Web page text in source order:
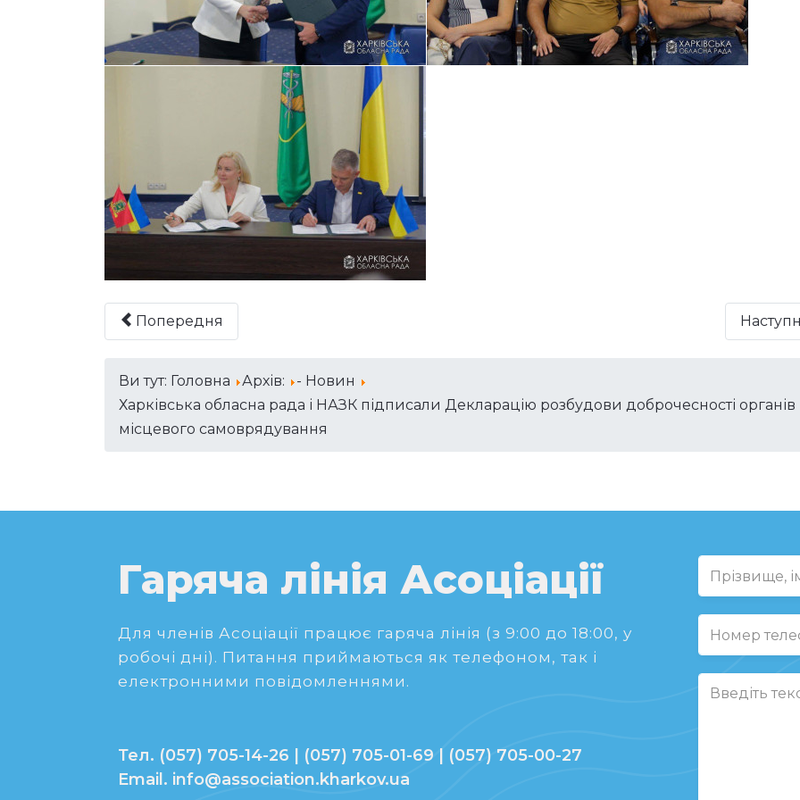
Попередня
Ви тут: Головна Архів:
- Новин
Харківська обласна рада і НАЗК підписали Декларацію розбудови доброчесності органів
місцевого самоврядування
Гаряча лінія Асоціації
Для членів Асоціації працює гаряча лінія (з 9:00 до 18:00, у
робочі дні). Питання приймаються як телефоном, так і
електронними повідомленнями.
Тел. (057) 705-14-26 | (057) 705-01-69 | (057) 705-00-27
Email. info@association.kharkov.ua